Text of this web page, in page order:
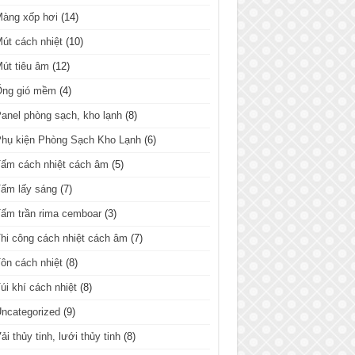
xốp hơi (14)
cách nhiệt (10)
tiêu âm (12)
gió mềm (4)
phòng sạch, kho lạnh (8)
kiện Phòng Sạch Kho Lạnh (6)
cách nhiệt cách âm (5)
lấy sáng (7)
trần rima cemboar (3)
công cách nhiệt cách âm (7)
cách nhiệt (8)
khí cách nhiệt (8)
(9)
thủy tinh, lưới thủy tinh (8)